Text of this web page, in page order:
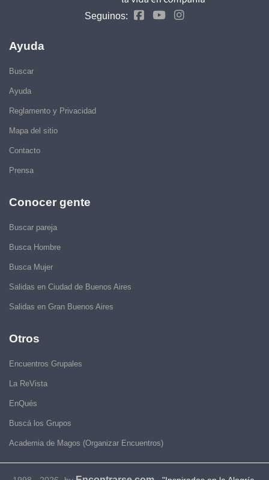
Seguinos:
Ayuda
Buscar
Ayuda
Reglamento y Privacidad
Mapa del sitio
Contacto
Prensa
Conocer gente
Buscar pareja
Busca Hombre
Busca Mujer
Salidas en Ciudad de Buenos Aires
Salidas en Gran Buenos Aires
Otros
Encuentros Grupales
La ReVista
EnQués
Buscá los Grupos
Academia de Magos (Organizar Encuentros)